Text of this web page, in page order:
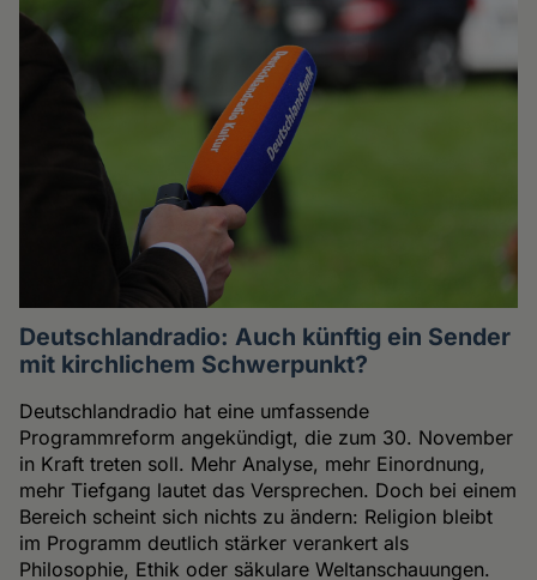
Deutschlandradio: Auch künftig ein Sender
mit kirchlichem Schwerpunkt?
Deutschlandradio hat eine umfassende
Programmreform angekündigt, die zum 30. November
in Kraft treten soll. Mehr Analyse, mehr Einordnung,
mehr Tiefgang lautet das Versprechen. Doch bei einem
Bereich scheint sich nichts zu ändern: Religion bleibt
im Programm deutlich stärker verankert als
Philosophie, Ethik oder säkulare Weltanschauungen.